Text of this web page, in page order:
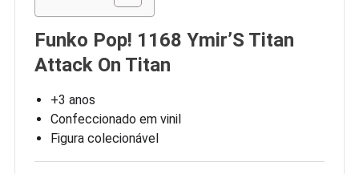
Funko Pop! 1168 Ymir’S Titan
Attack On Titan
+3 anos
Confeccionado em vinil
Figura colecionável